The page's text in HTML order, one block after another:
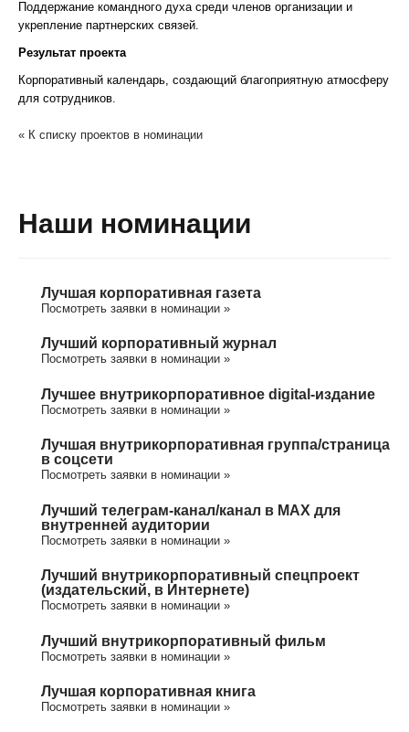
Поддержание командного духа среди членов организации и
укрепление партнерских связей.
Результат проекта
Корпоративный календарь, создающий благоприятную атмосферу
для сотрудников.
« К списку проектов в номинации
Наши номинации
Лучшая корпоративная газета
Посмотреть заявки в номинации »
Лучший корпоративный журнал
Посмотреть заявки в номинации »
Лучшее внутрикорпоративное digital-издание
Посмотреть заявки в номинации »
Лучшая внутрикорпоративная группа/cтраница
в соцсети
Посмотреть заявки в номинации »
Лучший телеграм-канал/канал в МАХ для
внутренней аудитории
Посмотреть заявки в номинации »
Лучший внутрикорпоративный спецпроект
(издательский, в Интернете)
Посмотреть заявки в номинации »
Лучший внутрикорпоративный фильм
Посмотреть заявки в номинации »
Лучшая корпоративная книга
Посмотреть заявки в номинации »